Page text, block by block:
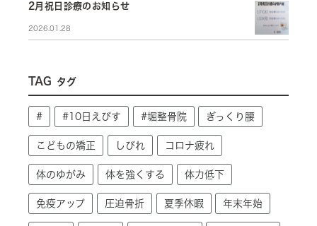
2月祝日診療のお知らせ
2026.01.28
TAG タグ
# #10日えびす #堀整骨院 ぎっくり腰
こどもの矯正 しびれ コロナ疲れ
体のゆがみ 体を強くする 体力低下
免疫アップ 圧迫骨折 夏季休暇 年末年始